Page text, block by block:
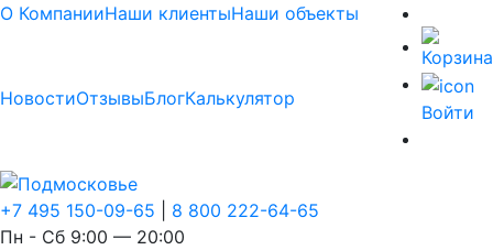
О КомпанииНаши клиентыНаши объекты
НовостиОтзывыБлогКалькулятор
Войти
+7 495 150-09-65
8 800 222-64-65
Пн - Сб 9:00 — 20:00